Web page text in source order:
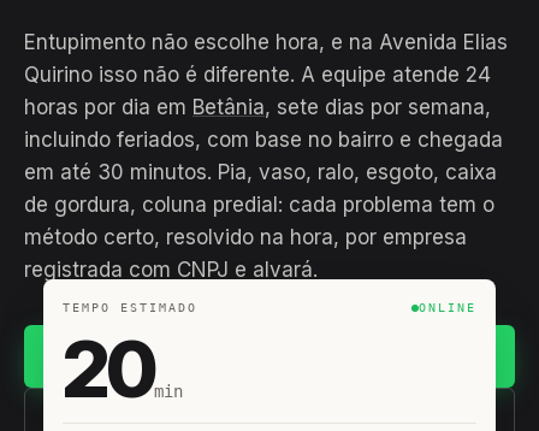
Entupimento não escolhe hora, e na Avenida Elias
Quirino isso não é diferente. A equipe atende 24
horas por dia em Betânia, sete dias por semana,
incluindo feriados, com base no bairro e chegada
em até 30 minutos. Pia, vaso, ralo, esgoto, caixa
de gordura, coluna predial: cada problema tem o
método certo, resolvido na hora, por empresa
registrada com CNPJ e alvará.
(11) 93407-8838
TEMPO ESTIMADO ONLINE
20min